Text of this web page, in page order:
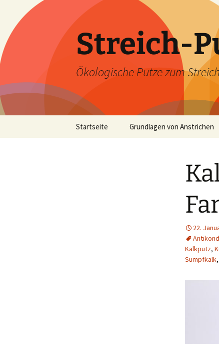
Inhalt
springen
Streich-
Ökologische Putze zum
Startseite Grundlagen von Anstrichen
Kaseine als Bindemittel
22.
Kalkputz,
Sumpfkalk,